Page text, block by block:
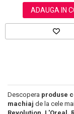
ADAUGA IN
Descopera produse
machiaj de la cele